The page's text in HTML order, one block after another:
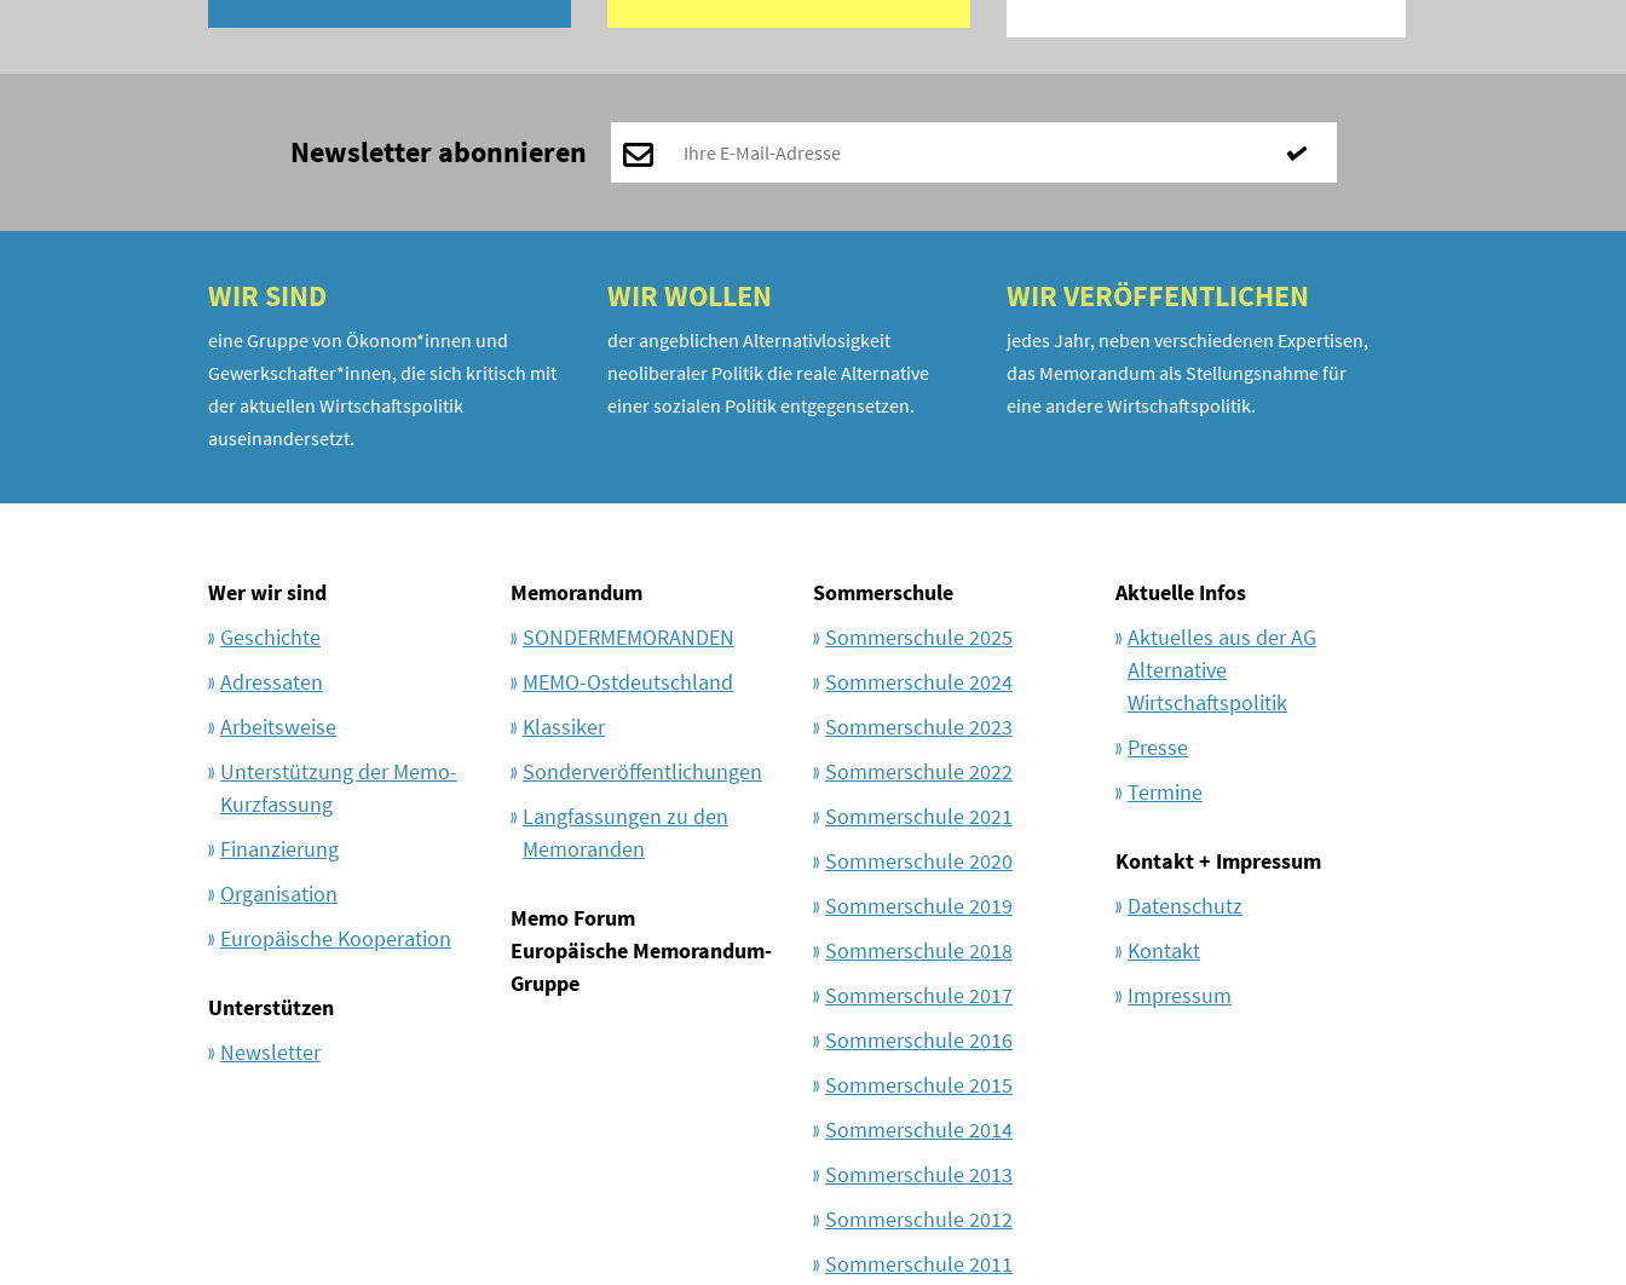
Newsletter abonnieren
WIR SIND
eine Gruppe von Ökonom*innen und
Gewerkschafter*innen, die sich kritisch mit
der aktuellen Wirtschaftspolitik
auseinandersetzt.
WIR WOLLEN
der angeblichen Alternativlosigkeit
neoliberaler Politik die reale Alternative
einer sozialen Politik entgegensetzen.
WIR VERÖFFENTLICHEN
jedes Jahr, neben verschiedenen Expertisen,
das Memorandum als Stellungsnahme für
eine andere Wirtschaftspolitik.
Wer wir sind
Geschichte
Adressaten
Arbeitsweise
Unterstützung der Memo-
Kurzfassung
Finanzierung
Organisation
Europäische Kooperation
Unterstützen
Newsletter
Memorandum
SONDERMEMORANDEN
MEMO-Ostdeutschland
Klassiker
Sonderveröffentlichungen
Langfassungen zu den
Memoranden
Memo Forum
Europäische Memorandum-
Gruppe
Sommerschule
Sommerschule 2025
Sommerschule 2024
Sommerschule 2023
Sommerschule 2022
Sommerschule 2021
Sommerschule 2020
Sommerschule 2019
Sommerschule 2018
Sommerschule 2017
Sommerschule 2016
Sommerschule 2015
Sommerschule 2014
Sommerschule 2013
Sommerschule 2012
Sommerschule 2011
Aktuelle Infos
Aktuelles aus der AG
Alternative
Wirtschaftspolitik
Presse
Termine
Kontakt + Impressum
Datenschutz
Kontakt
Impressum